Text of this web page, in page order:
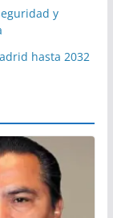
y
hasta 2032